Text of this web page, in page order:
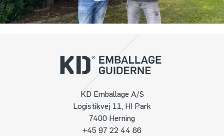
KD Emballage A/S
Logistikvej 11, HI Park
7400 Herning
+45 97 22 44 66